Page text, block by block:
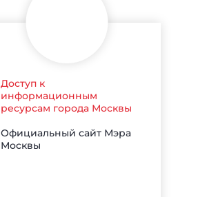
Доступ к
информационным
ресурсам города Москвы
Официальный сайт Мэра
Москвы